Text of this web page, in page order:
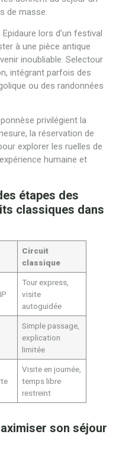
de masse.
lors d’un festival
à une pièce antique
inoubliable. Selectour
intégrant parfois des
ou des randonnées
privilégient la
la réservation de
explorer les ruelles de
humaine et
étapes des
classiques dans
Circuit
classique
Tour express,
visite
autoguidée
Simple passage,
explication
limitée
Visite en journée,
temps libre
restreint
son séjour